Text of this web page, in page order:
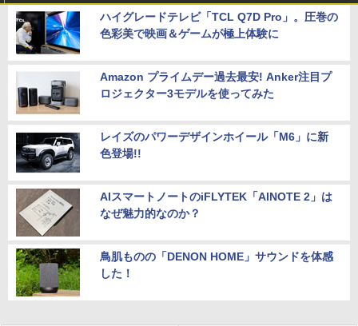
ハイグレードテレビ「TCL Q7D Pro」。圧巻の
色彩美で映画＆ゲームが極上体験に
Amazon プライムデー過去最安! Anker注目プ
ロジェクター3モデルを使ってみた
レイズのパワーデザインホイール「M6」に新
色登場!!
AIスマートノートのiFLYTEK「AINOTE 2」は
なぜ魅力的なのか？
鳥肌ものの「DENON HOME」サウンドを体感
した！